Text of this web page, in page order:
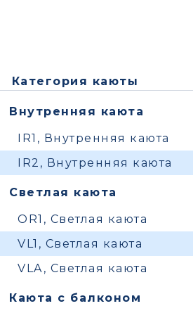
Категория каюты
Внутренняя каюта
IR1, Внутренняя каюта
IR2, Внутренняя каюта
Светлая каюта
OR1, Светлая каюта
VL1, Светлая каюта
VLA, Светлая каюта
Каюта с балконом